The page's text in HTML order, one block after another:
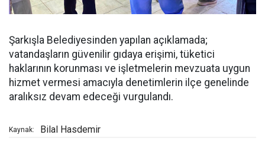
Şarkışla Belediyesinden yapılan açıklamada;
vatandaşların güvenilir gıdaya erişimi, tüketici
haklarının korunması ve işletmelerin mevzuata uygun
hizmet vermesi amacıyla denetimlerin ilçe genelinde
aralıksız devam edeceği vurgulandı.
Kaynak: Bilal Hasdemir